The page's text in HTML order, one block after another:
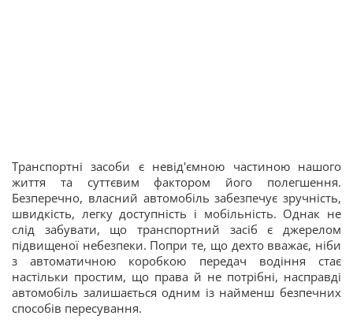
Транспортні засоби є невід'ємною частиною нашого
життя та суттєвим фактором його полегшення.
Безперечно, власний автомобіль забезпечує зручність,
швидкість, легку доступність і мобільність. Однак не
слід забувати, що транспортний засіб є джерелом
підвищеної небезпеки. Попри те, що дехто вважає, ніби
з автоматичною коробкою передач водіння стає
настільки простим, що права й не потрібні, насправді
автомобіль залишається одним із найменш безпечних
способів пересування.